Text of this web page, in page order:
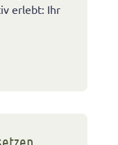
erlebt: Ihr